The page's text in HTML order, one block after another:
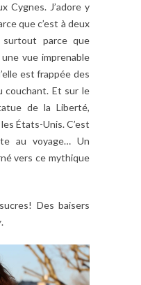
Cygnes. J’adore y
que c’est à deux
parce que
vue imprenable
est frappée des
couchant. Et sur le
de la Liberté,
États-Unis. C’est
au voyage… Un
vers ce mythique
Des baisers
.